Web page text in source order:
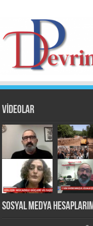
VİDEOLAR
Sosyal Medya